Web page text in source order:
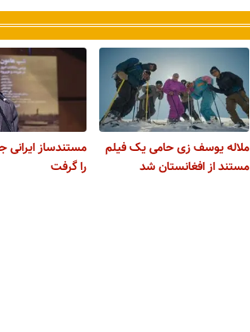
ملاله یوسف زی حامی یک فیلم
مستند از افغانستان شد
مستندساز ایرانی
را گرفت